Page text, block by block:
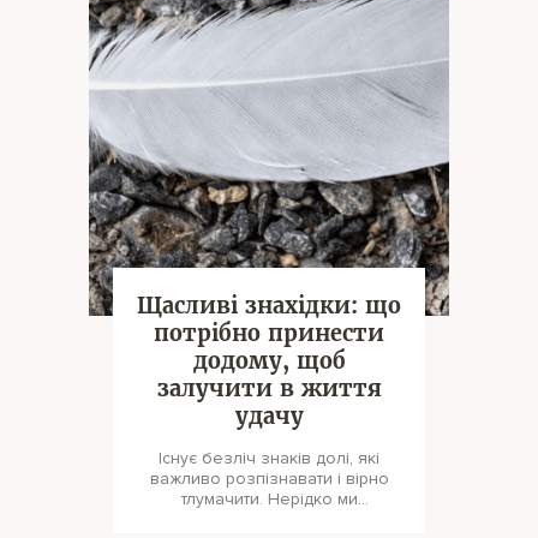
Щасливі знахідки: що
потрібно принести
додому, щоб
залучити в життя
удачу
Існує безліч знаків долі, які
важливо розпізнавати і вірно
тлумачити. Нерідко ми